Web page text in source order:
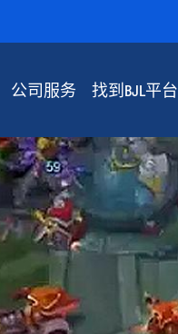
公司服务 找到BJL平台